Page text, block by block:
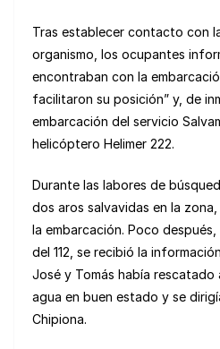
Tras establecer contacto con
organismo, los ocupantes
encontraban con la
facilitaron su posición” y, de
embarcación del servicio
helicóptero Helimer 222.
Durante las labores de
dos aros salvavidas en la
la embarcación. Poco
del 112, se recibió la
José y Tomás había
agua en buen estado y se
Chipiona.